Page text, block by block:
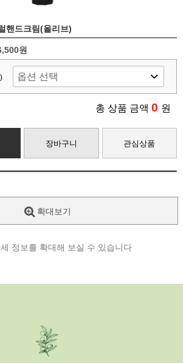
핸드크림(올리브)
원
총 상품 금액 0 원
장바구니 관심상품
확대보기
정보를 확대해 보실 수 있습니다